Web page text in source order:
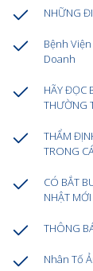
NHỮNG
Bệnh
Doanh
HÃY ĐỌC
THƯỜNG
THẨM
TRONG
CÓ BẮT
NHẬT
THÔNG
Nhân Tố